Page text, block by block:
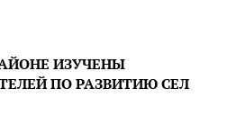
ИЗУЧЕНЫ
ПО РАЗВИТИЮ СЕЛ